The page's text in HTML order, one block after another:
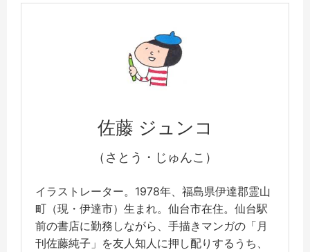
佐藤 ジュンコ
（さとう・じゅんこ）
イラストレーター。1978年、福島県伊達郡霊山
町（現・伊達市）生まれ。仙台市在住。仙台駅
前の書店に勤務しながら、手描きマンガの「月
刊佐藤純子」を友人知人に押し配りするうち、